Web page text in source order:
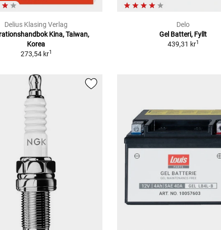
Delius Klasing Verlag
Kina, Taiwan,
Korea
273,54 kr1
Delo
Gel Batteri, Fyllt
439,31 kr1